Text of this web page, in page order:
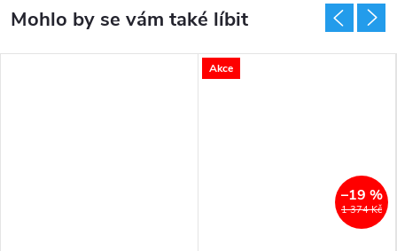
Akce
1 374 Kč
–19 %